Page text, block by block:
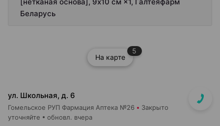
Беларусь
На карте
5
ул. Школьная, д. 6
Гомельское РУП Фармация Аптека №26 Закрыто
уточняйте обновл. вчера